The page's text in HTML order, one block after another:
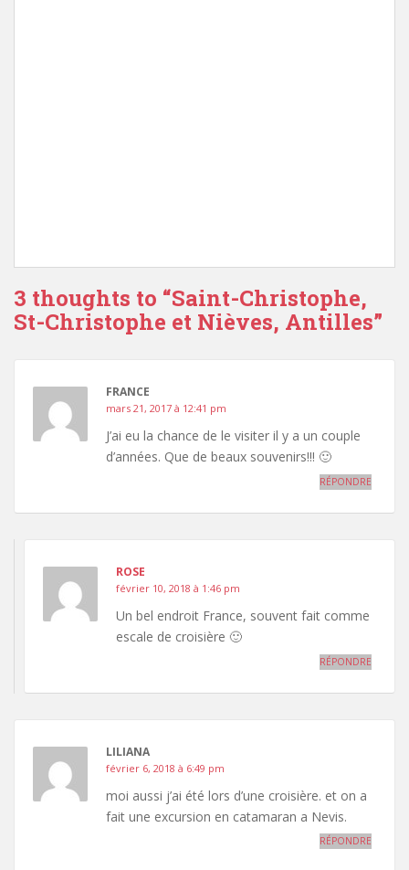
3 thoughts to “Saint-Christophe,
St-Christophe et Nièves, Antilles”
FRANCE
mars 21, 2017 à 12:41 pm
J’ai eu la chance de le visiter il y a un couple
d’années. Que de beaux souvenirs!!! 🙂
RÉPONDRE
ROSE
février 10, 2018 à 1:46 pm
Un bel endroit France, souvent fait comme
escale de croisière 🙂
RÉPONDRE
LILIANA
février 6, 2018 à 6:49 pm
moi aussi j’ai été lors d’une croisière. et on a
fait une excursion en catamaran a Nevis.
RÉPONDRE